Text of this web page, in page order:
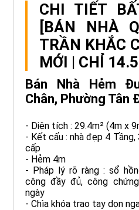
CHI TIẾT
[BÁN NHÀ
TRẦN KHẮC
MỚI | CHỈ
Bán Nhà Hẻm
Chân, Phường Tân
- Diện tích : 29.4m² (4m x
- Kết cấu : nhà đẹp 4
cấp
- Hẻm 4m
- Pháp lý rõ ràng : sổ
công đầy đủ, công
ngày
- Chìa khóa trao tay dọn